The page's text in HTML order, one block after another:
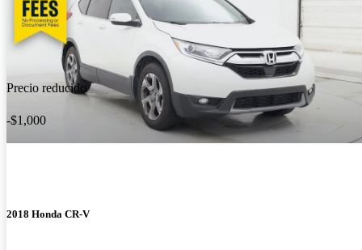
Precio reducido
-$1,000
2018 Honda CR-V